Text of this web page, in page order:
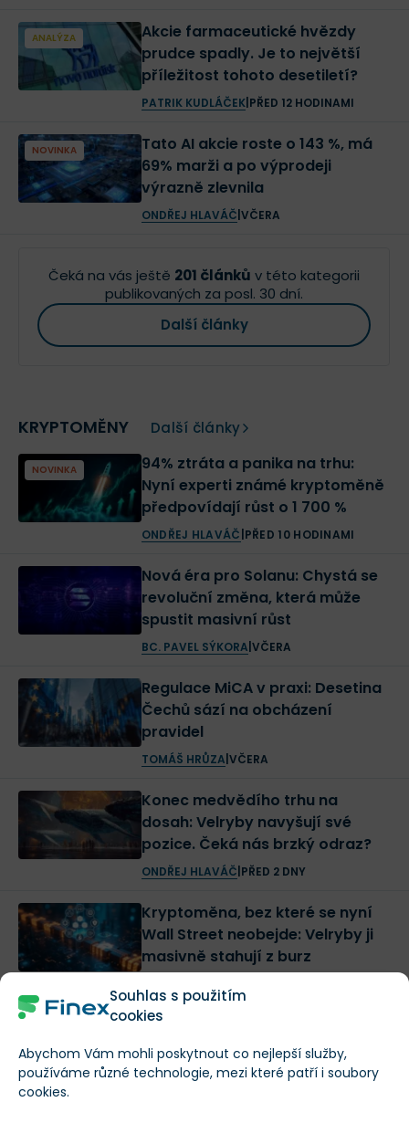
Souhlas s použitím
cookies
Abychom Vám mohli poskytnout co nejlepší služby,
používáme různé technologie, mezi které patří i soubory
cookies.
ANALÝZA
Akcie farmaceutické hvězdy
prudce spadly. Je to největší
příležitost tohoto desetiletí?
PATRIK KUDLÁČEK| PŘED 12 HODINAMI
NOVINKA
Tato AI akcie roste o 143 %, má
69% marži a po výprodeji
výrazně zlevnila
ONDŘEJ HLAVÁČ VČERA
Čeká na vás ještě 201 článků v této kategorii
publikovaných za posl. 30 dní.
Další články
KRYPTOMĚNY Další články
NOVINKA
94% ztráta a panika na trhu:
Nyní experti známé kryptoměně
předpovídají růst o 1 700 %
ONDŘEJ HLAVÁČ PŘED 10 HODINAMI
Nová éra pro Solanu: Chystá se
revoluční změna, která může
spustit masivní růst
BC. PAVEL SÝKORA VČERA
Regulace MiCA v praxi: Desetina
Čechů sází na obcházení
pravidel
TOMÁŠ HRŮZA VČERA
Konec medvědího trhu na
dosah: Velryby navyšují své
pozice. Čeká nás brzký odraz?
ONDŘEJ HLAVÁČ PŘED 2 DNY
Kryptoměna, bez které se nyní
Wall Street neobejde: Velryby ji
masivně stahují z burz
Čeká na vás ještě 66 článků
v této kategorii
publikovaných za posl. 30 dní.